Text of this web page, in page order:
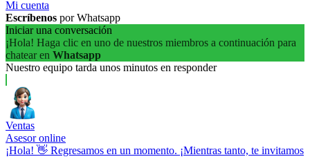
Mi cuenta
Escríbenos por Whatsapp
Iniciar una conversación
¡Hola! Haga clic en uno de nuestros miembros a continuación para
chatear en Whatsapp
Nuestro equipo tarda unos minutos en responder
Ventas
Asesor online
¡Hola! 👋 Regresamos en un momento. ¡Mientras tanto, te invitamos